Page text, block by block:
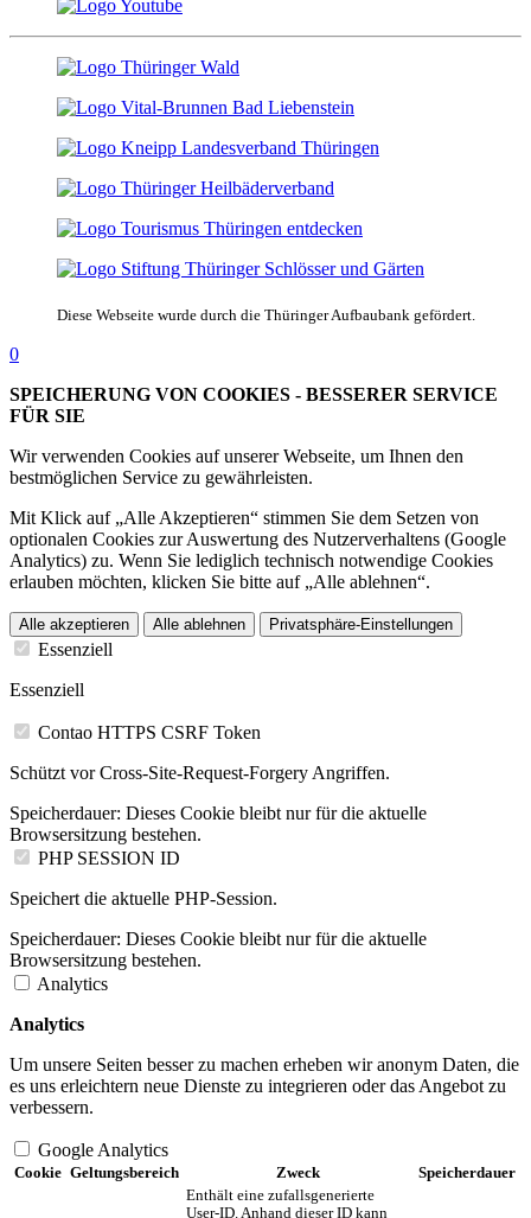
Diese Webseite wurde durch die Thüringer Aufbaubank gefördert.
0
SPEICHERUNG VON COOKIES - BESSERER SERVICE
FÜR SIE
Wir verwenden Cookies auf unserer Webseite, um Ihnen den
bestmöglichen Service zu gewährleisten.
Mit Klick auf „Alle Akzeptieren“ stimmen Sie dem Setzen von
optionalen Cookies zur Auswertung des Nutzerverhaltens (Google
Analytics) zu. Wenn Sie lediglich technisch notwendige Cookies
erlauben möchten, klicken Sie bitte auf „Alle ablehnen“.
Alle akzeptieren Alle ablehnen Privatsphäre-Einstellungen
Essenziell
Essenziell
Contao HTTPS CSRF Token
Schützt vor Cross-Site-Request-Forgery Angriffen.
Speicherdauer: Dieses Cookie bleibt nur für die aktuelle
Browsersitzung bestehen.
PHP SESSION ID
Speichert die aktuelle PHP-Session.
Speicherdauer: Dieses Cookie bleibt nur für die aktuelle
Browsersitzung bestehen.
Analytics
Analytics
Um unsere Seiten besser zu machen erheben wir anonym Daten, die
es uns erleichtern neue Dienste zu integrieren oder das Angebot zu
verbessern.
Google Analytics
Cookie Geltungsbereich Zweck
Speicherdauer
Enthält eine zufallsgenerierte
User-ID. Anhand dieser ID kann